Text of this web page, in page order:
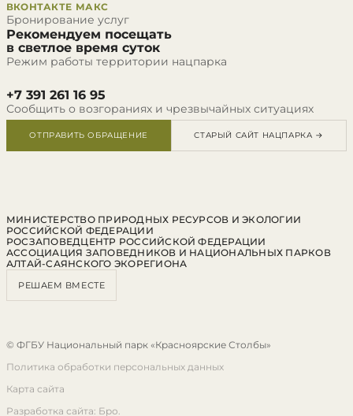
ВКОНТАКТЕ МАКС
Бронирование услуг
Рекомендуем посещать
в светлое время суток
Режим работы территории нацпарка
+7 391 261 16 95
Сообщить о возгораниях и чрезвычайных ситуациях
ОТПРАВИТЬ ОБРАЩЕНИЕ СТАРЫЙ САЙТ НАЦПАРКА →
МИНИСТЕРСТВО ПРИРОДНЫХ РЕСУРСОВ И ЭКОЛОГИИ
РОССИЙСКОЙ ФЕДЕРАЦИИ
РОСЗАПОВЕДЦЕНТР РОССИЙСКОЙ ФЕДЕРАЦИИ
АССОЦИАЦИЯ ЗАПОВЕДНИКОВ И НАЦИОНАЛЬНЫХ ПАРКОВ
АЛТАЙ-САЯНСКОГО ЭКОРЕГИОНА
РЕШАЕМ ВМЕСТЕ
© ФГБУ Национальный парк «Красноярские Столбы»
Политика обработки персональных данных
Карта сайта
Разработка сайта: Бро.